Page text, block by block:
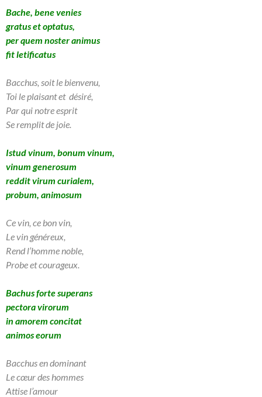
Bache, bene venies
gratus et optatus,
per quem noster animus
fit letificatus
Bacchus, soit le bienvenu,
Toi le plaisant et désiré,
Par qui notre esprit
Se remplit de joie.
Istud vinum, bonum vinum,
vinum generosum
reddit virum curialem,
probum, animosum
Ce vin, ce bon vin,
Le vin généreux,
Rend l’homme noble,
Probe et courageux.
Bachus forte superans
pectora virorum
in amorem concitat
animos eorum
Bacchus en dominant
Le cœur des hommes
Attise l’amour